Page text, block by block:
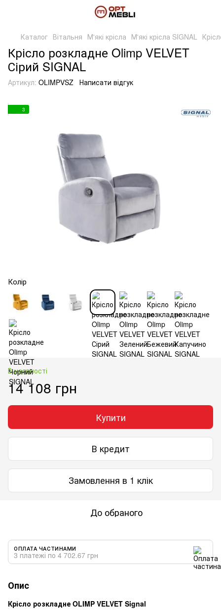
Каталог Вітальня М'які крісла М'які крісла SIGNAL
Крісло розкладне Olimp VELVET
Сірий SIGNAL
Артикул: OLIMPVSZ Написати відгук
3
Колір
В наявності
14 108 грн
Купити
В кредит
Замовлення в 1 клік
До обраного
ОПЛАТА ЧАСТИНАМИ
3 платежі по 4 702.67 грн
Опис
Крісло розкладне OLIMP VELVET Signal